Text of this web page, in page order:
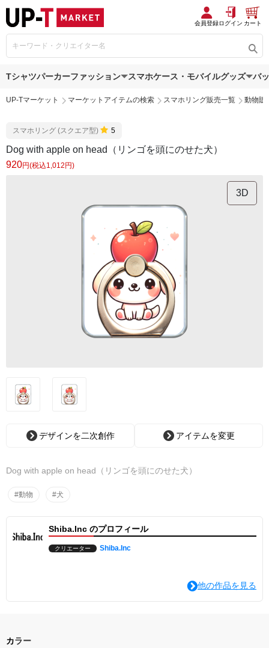
会員登録ログイン カート
Tシャツパーカーファッション スマホケース・モバイルグッズ バ
UP-Tマーケット マーケットアイテムの検索 スマホリング販売一覧 動物販
スマホリング (スクエア型) 5
Dog with apple on head（リンゴを頭にのせた犬）
920円(税込1,012円)
3D
デザインを二次創作 アイテムを変更
Dog with apple on head（リンゴを頭にのせた犬）
#動物 #犬
Shiba.Inc のプロフィール
クリエーター Shiba.Inc
他の作品を見る
カラー